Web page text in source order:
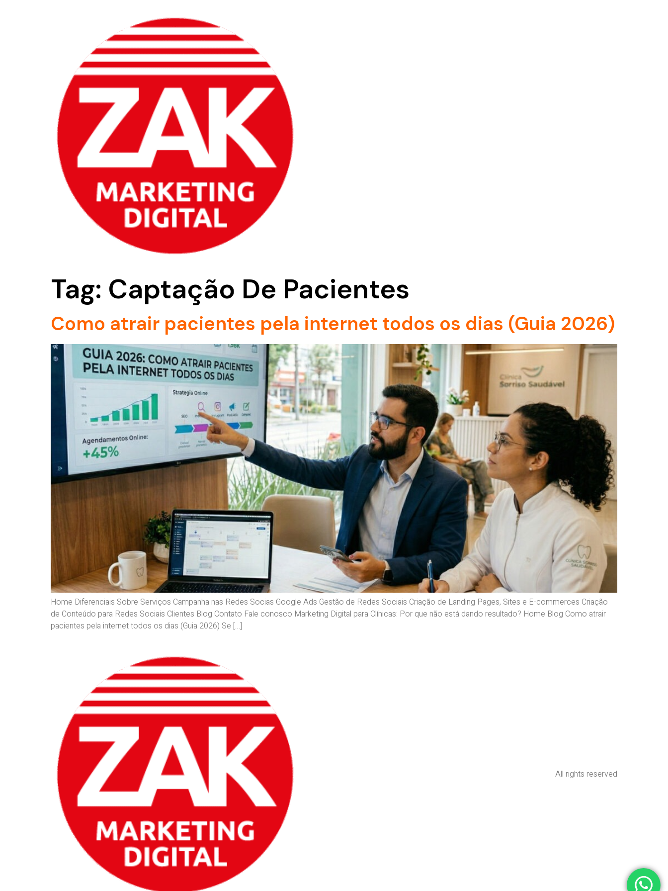
Tag: Captação De Pacientes
Como atrair pacientes pela internet todos os dias (Guia 2026)
Home Diferenciais Sobre Serviços Campanha nas Redes Socias Google Ads Gestão de Redes Sociais Criação de Landing Pages, Sites e E-commerces Criação
de Conteúdo para Redes Sociais Clientes Blog Contato Fale conosco Marketing Digital para Clínicas: Por que não está dando resultado? Home Blog Como atrair
pacientes pela internet todos os dias (Guia 2026) Se […]
All rights reserved